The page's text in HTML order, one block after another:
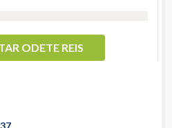
ODETE REIS